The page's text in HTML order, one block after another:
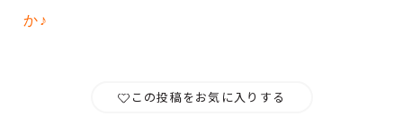
か♪
この投稿をお気に入りする